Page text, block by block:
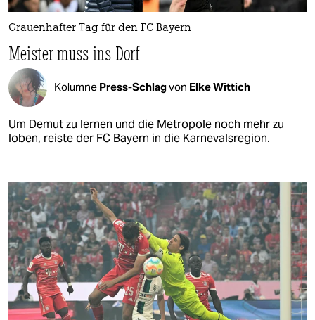
Grauenhafter Tag für den FC Bayern
Meister muss ins Dorf
Kolumne Press-Schlagvon Elke Wittich
Um Demut zu lernen und die Metropole noch mehr zu
loben, reiste der FC Bayern in die Karnevalsregion.